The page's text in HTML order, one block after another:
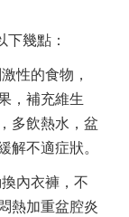
幾點：
性的食物，
，補充維生
多飲熱水，盆
不適症狀。
內衣褲，不
熱加重盆腔炎